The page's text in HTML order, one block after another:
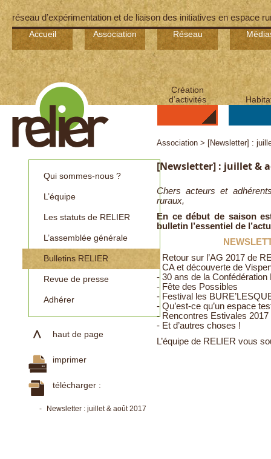
réseau d’expérimentation et de liaison des initiatives en espace
Accueil Association Réseau
Création
d’activités
Qui sommes-nous ?
L’équipe
Les statuts de RELIER
L’assemblée générale
Bulletins RELIER
Revue de presse
Adhérer
haut de page
imprimer
télécharger :
- Newsletter : juillet & août 2017
Association > [Newsletter] :
[Newsletter] : juillet &
Chers acteurs et
ruraux,
En ce début de saison
bulletin l’essentiel de
- Retour sur l’AG 2017 de
- CA et découverte de
- 30 ans de la Confédération
- Fête des Possibles
- Festival les
- Qu’est-ce qu’un espace
- Rencontres Estivales 2017
- Et d’autres choses !
L’équipe de RELIER vous